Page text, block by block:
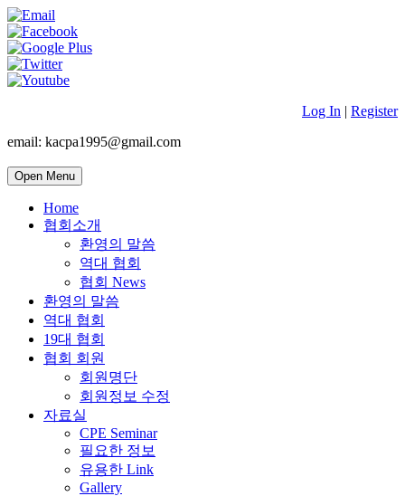
Log In | Register
email: kacpa1995@gmail.com
Open Menu
Home
협회소개
환영의 말씀
역대 협회
협회 News
환영의 말씀
역대 협회
19대 협회
협회 회원
회원명단
회원정보 수정
자료실
CPE Seminar
필요한 정보
유용한 Link
Gallery